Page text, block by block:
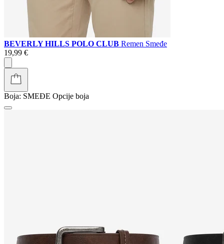
BEVERLY HILLS POLO CLUB Remen Smeđe
19,99 €
Boja: SMEĐE Opcije boja